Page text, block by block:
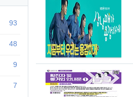
93
48
9
7